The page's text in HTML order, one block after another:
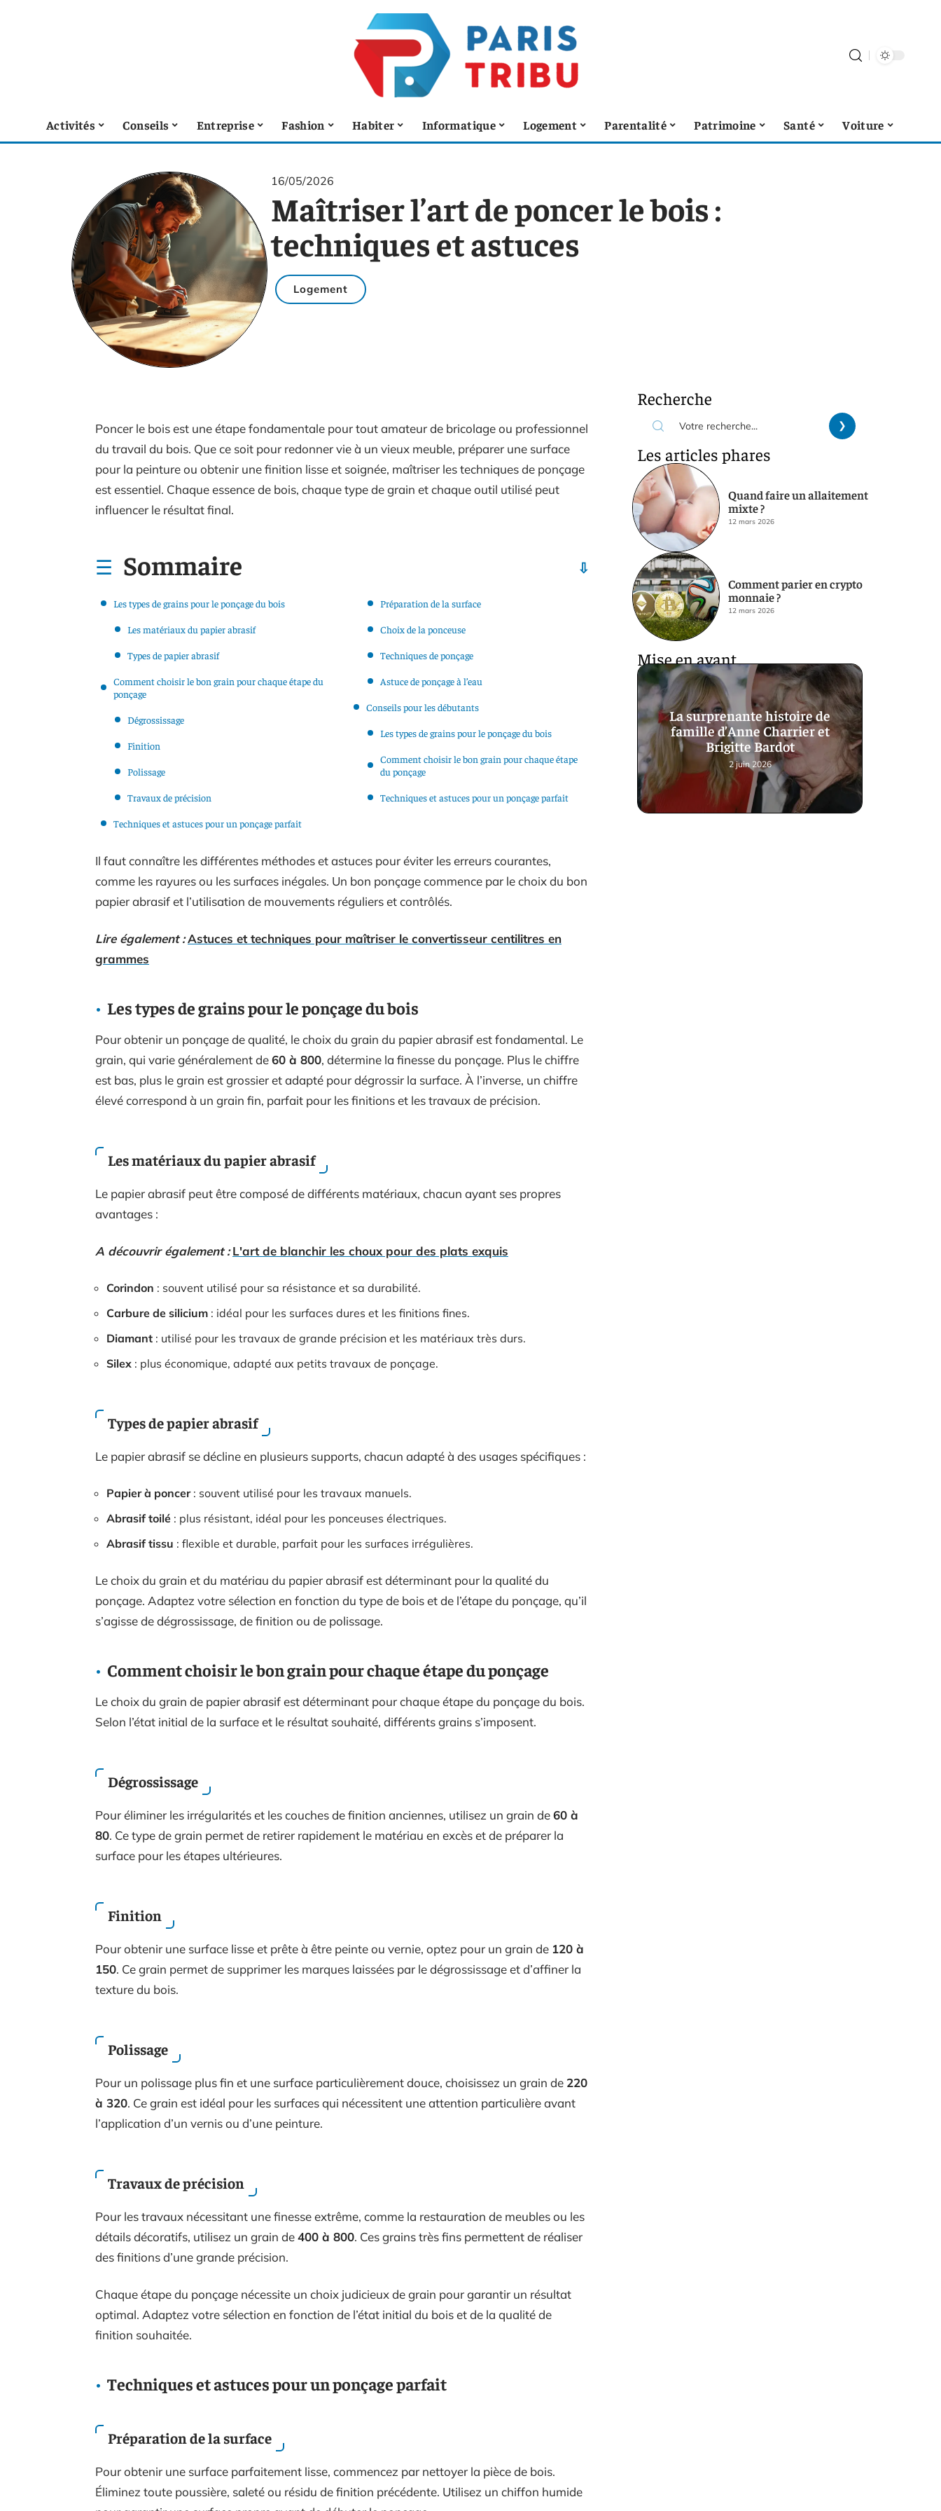
Activités Conseils Entreprise Fashion Habiter Informatique Logement Parentalité Patrimoine Santé Voiture
16/05/2026
Maîtriser l’art de poncer le bois :
techniques et astuces
Logement
Poncer le bois est une étape fondamentale pour tout amateur de bricolage ou professionnel
du travail du bois. Que ce soit pour redonner vie à un vieux meuble, préparer une surface
pour la peinture ou obtenir une finition lisse et soignée, maîtriser les techniques de ponçage
est essentiel. Chaque essence de bois, chaque type de grain et chaque outil utilisé peut
influencer le résultat final.
Sommaire
Les types de grains pour le ponçage du bois
Les matériaux du papier abrasif
Types de papier abrasif
Comment choisir le bon grain pour chaque étape du
ponçage
Dégrossissage
Finition
Polissage
Travaux de précision
Techniques et astuces pour un ponçage parfait
Préparation de la surface
Choix de la ponceuse
Techniques de ponçage
Astuce de ponçage à l’eau
Conseils pour les débutants
Les types de grains pour le ponçage du bois
Comment choisir le bon grain pour chaque étape
du ponçage
Techniques et astuces pour un ponçage parfait
Il faut connaître les différentes méthodes et astuces pour éviter les erreurs courantes,
comme les rayures ou les surfaces inégales. Un bon ponçage commence par le choix du bon
papier abrasif et l’utilisation de mouvements réguliers et contrôlés.
Lire également :Astuces et techniques pour maîtriser le convertisseur centilitres en
grammes
Les types de grains pour le ponçage du bois
Pour obtenir un ponçage de qualité, le choix du grain du papier abrasif est fondamental. Le
grain, qui varie généralement de60 à 800, détermine la finesse du ponçage. Plus le chiffre
est bas, plus le grain est grossier et adapté pour dégrossir la surface. À l’inverse, un chiffre
élevé correspond à un grain fin, parfait pour les finitions et les travaux de précision.
Les matériaux du papier abrasif
Le papier abrasif peut être composé de différents matériaux, chacun ayant ses propres
avantages :
A découvrir également : L'art de blanchir les choux pour des plats exquis
Corindon : souvent utilisé pour sa résistance et sa durabilité.
Carbure de silicium : idéal pour les surfaces dures et les finitions fines.
Diamant : utilisé pour les travaux de grande précision et les matériaux très durs.
Silex : plus économique, adapté aux petits travaux de ponçage.
Types de papier abrasif
Le papier abrasif se décline en plusieurs supports, chacun adapté à des usages spécifiques :
Papier à poncer: souvent utilisé pour les travaux manuels.
Abrasif toilé : plus résistant, idéal pour les ponceuses électriques.
Abrasif tissu : flexible et durable, parfait pour les surfaces irrégulières.
Le choix du grain et du matériau du papier abrasif est déterminant pour la qualité du
ponçage. Adaptez votre sélection en fonction du type de bois et de l’étape du ponçage, qu’il
s’agisse de dégrossissage, de finition ou de polissage.
Comment choisir le bon grain pour chaque étape du ponçage
Le choix du grain de papier abrasif est déterminant pour chaque étape du ponçage du bois.
Selon l’état initial de la surface et le résultat souhaité, différents grains s’imposent.
Dégrossissage
Pour éliminer les irrégularités et les couches de finition anciennes, utilisez un grain de60 à
80. Ce type de grain permet de retirer rapidement le matériau en excès et de préparer la
surface pour les étapes ultérieures.
Finition
Pour obtenir une surface lisse et prête à être peinte ou vernie, optez pour un grain de 120 à
150. Ce grain permet de supprimer les marques laissées par le dégrossissage et d’affiner la
texture du bois.
Polissage
Pour un polissage plus fin et une surface particulièrement douce, choisissez un grain de 220
à 320. Ce grain est idéal pour les surfaces qui nécessitent une attention particulière avant
l’application d’un vernis ou d’une peinture.
Travaux de précision
Pour les travaux nécessitant une finesse extrême, comme la restauration de meubles ou les
détails décoratifs, utilisez un grain de400 à 800. Ces grains très fins permettent de réaliser
des finitions d’une grande précision.
Chaque étape du ponçage nécessite un choix judicieux de grain pour garantir un résultat
optimal. Adaptez votre sélection en fonction de l’état initial du bois et de la qualité de
finition souhaitée.
Techniques et astuces pour un ponçage parfait
Préparation de la surface
Pour obtenir une surface parfaitement lisse, commencez par nettoyer la pièce de bois.
Éliminez toute poussière, saleté ou résidu de finition précédente. Utilisez un chiffon humide
Recherche
Les articles phares
Quand faire un allaitement
mixte ?
12 mars 2026
Comment parier en crypto
monnaie ?
12 mars 2026
Mise en avant
La surprenante histoire de
famille d’Anne Charrier et
Brigitte Bardot
2 juin 2026